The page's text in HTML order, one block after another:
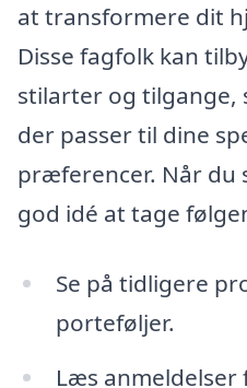
at transformere dit
Disse fagfolk kan
stilarter og tilgange,
der passer til dine
præferencer. Når du
god idé at tage
Se på tidligere
porteføljer.
Læs anmeldelser